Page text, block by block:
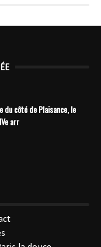
côté de Plaisance, le
arr